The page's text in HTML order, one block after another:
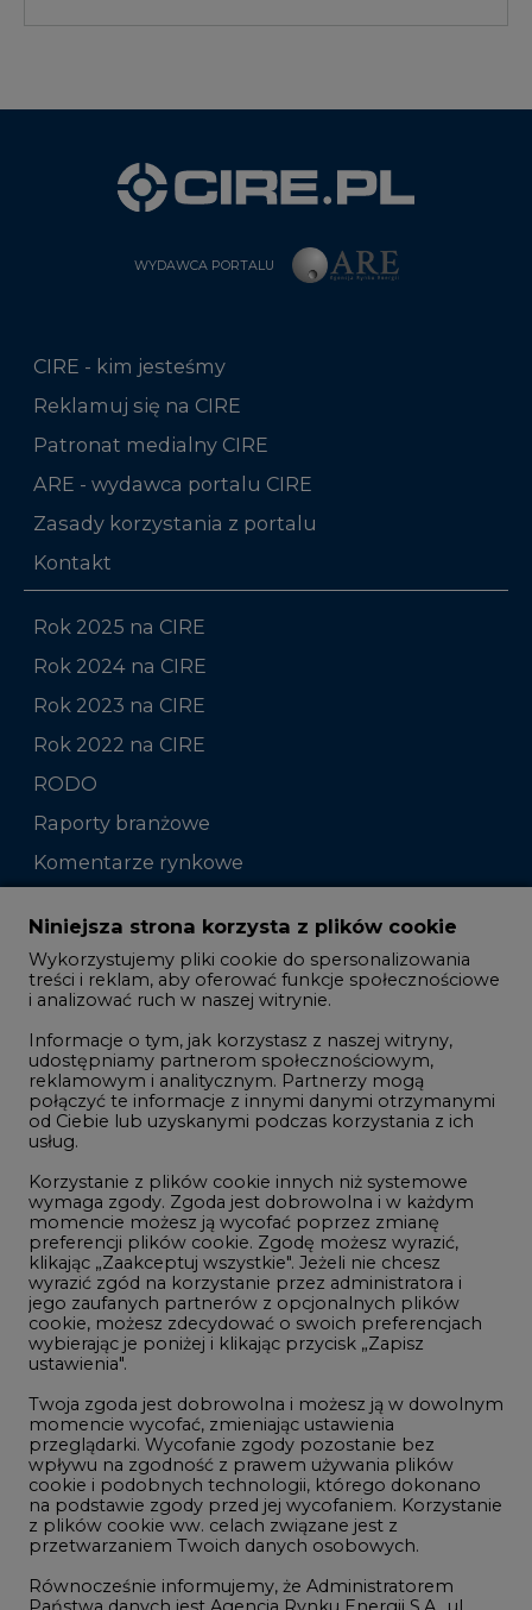
WYDAWCA PORTALU
CIRE - kim jesteśmy
Reklamuj się na CIRE
Patronat medialny CIRE
ARE - wydawca portalu CIRE
Zasady korzystania z portalu
Kontakt
Rok 2025 na CIRE
Rok 2024 na CIRE
Rok 2023 na CIRE
Rok 2022 na CIRE
RODO
Raporty branżowe
Komentarze rynkowe
Zmiany kadrowe na rynku
Studio CIRE
Rozmowy o energetyce
Gospodarka
Geopolityka
LTE450
Innowacje i AI
Telekomunikacja i IT
Handel emisjami CO2
Wodór
Górnictwo
Atom
Fotowoltaika
Offshore wind
Zielone samorządy
Niniejsza strona korzysta z plików cookie
Wykorzystujemy pliki cookie do spersonalizowania
treści i reklam, aby oferować funkcje społecznościowe
i analizować ruch w naszej witrynie.
Informacje o tym, jak korzystasz z naszej witryny,
udostępniamy partnerom społecznościowym,
reklamowym i analitycznym. Partnerzy mogą
połączyć te informacje z innymi danymi otrzymanymi
od Ciebie lub uzyskanymi podczas korzystania z ich
usług.
Korzystanie z plików cookie innych niż systemowe
wymaga zgody. Zgoda jest dobrowolna i w każdym
momencie możesz ją wycofać poprzez zmianę
preferencji plików cookie. Zgodę możesz wyrazić,
klikając „Zaakceptuj wszystkie". Jeżeli nie chcesz
wyrazić zgód na korzystanie przez administratora i
jego zaufanych partnerów z opcjonalnych plików
cookie, możesz zdecydować o swoich preferencjach
wybierając je poniżej i klikając przycisk „Zapisz
ustawienia".
Twoja zgoda jest dobrowolna i możesz ją w dowolnym
momencie wycofać, zmieniając ustawienia
przeglądarki. Wycofanie zgody pozostanie bez
wpływu na zgodność z prawem używania plików
cookie i podobnych technologii, którego dokonano
na podstawie zgody przed jej wycofaniem. Korzystanie
z plików cookie ww. celach związane jest z
przetwarzaniem Twoich danych osobowych.
Równocześnie informujemy, że Administratorem